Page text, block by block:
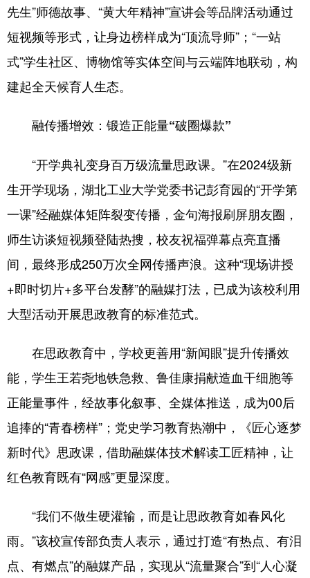
先生”师德故事、“黄大年精神”宣讲会等品牌活动通过
短视频等形式，让身边榜样成为“顶流导师”；“一站
式”学生社区、博物馆等实体空间与云端阵地联动，构
建起全天候育人生态。
融传播增效：锻造正能量“破圈爆款”
“开学典礼变身百万级流量思政课。”在2024级新
生开学现场，湖北工业大学党委书记彭育园的“开学第
一课”经融媒体矩阵裂变传播，金句海报刷屏朋友圈，
师生访谈短视频登陆热搜，校友祝福弹幕点亮直播
间，最终形成250万次全网传播声浪。这种“现场讲授
+即时切片+多平台发酵”的融媒打法，已成为该校利用
大型活动开展思政教育的标准范式。
在思政教育中，学校更善用“新闻眼”提升传播效
能，学生王若尧地铁急救、鲁佳康捐献造血干细胞等
正能量事件，经故事化叙事、全媒体推送，成为00后
追捧的“青春榜样”；党史学习教育热潮中，《匠心逐梦
新时代》思政课，借助融媒体技术解读工匠精神，让
红色教育既有“网感”更显深度。
“我们不做生硬灌输，而是让思政教育如春风化
雨。”该校宣传部负责人表示，通过打造“有热点、有泪
点、有燃点”的融媒产品，实现从“流量聚合”到“人心凝